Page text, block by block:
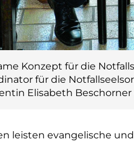
Konzept für die
für die
Elisabeth Beschorner
leisten evangelische